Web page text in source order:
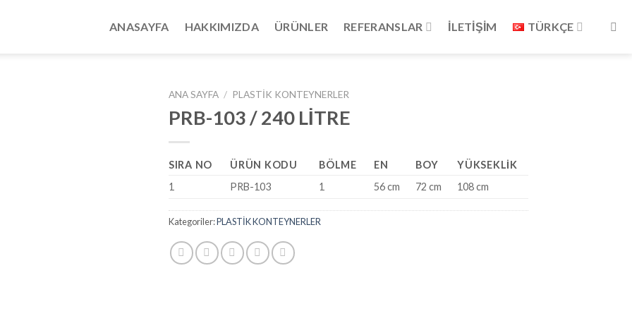
ANASAYFA HAKKIMIZDA ÜRÜNLER REFERANSLAR İLETİŞİM TÜRKÇE
ANA SAYFA / PLASTİK KONTEYNERLER
PRB-103 / 240 LİTRE
SIRA NO ÜRÜN KODU BÖLME EN BOY
YÜKSEKLİK
1
PRB-103 1 56 cm 72 cm 108 cm
Kategoriler:PLASTİK KONTEYNERLER